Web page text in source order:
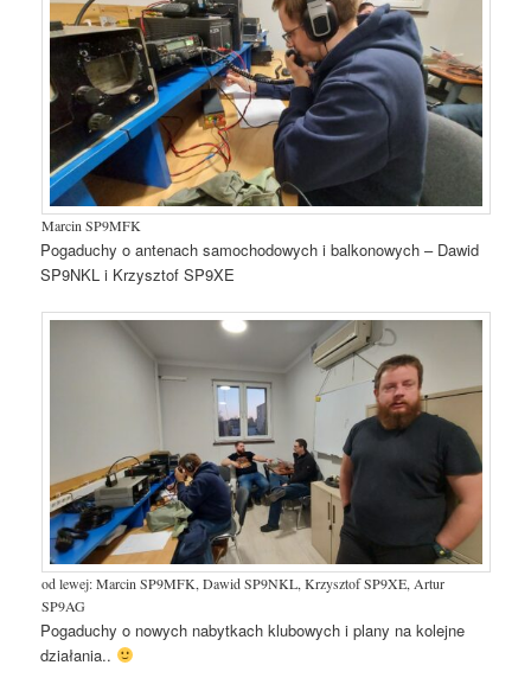
Marcin SP9MFK
Pogaduchy o antenach samochodowych i balkonowych – Dawid
SP9NKL i Krzysztof SP9XE
od lewej: Marcin SP9MFK, Dawid SP9NKL, Krzysztof SP9XE, Artur
SP9AG
Pogaduchy o nowych nabytkach klubowych i plany na kolejne
działania..